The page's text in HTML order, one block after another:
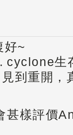
好~
cyclone生
到重開，
甚樣評價